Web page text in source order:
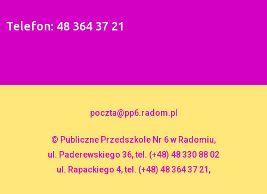
Telefon: 48 364 37 21
poczta@pp6.radom.pl
© Publiczne Przedszkole Nr 6 w Radomiu,
ul. Paderewskiego 36, tel. (+48) 48 330 88 02
ul. Rapackiego 4, tel. (+48) 48 364 37 21,